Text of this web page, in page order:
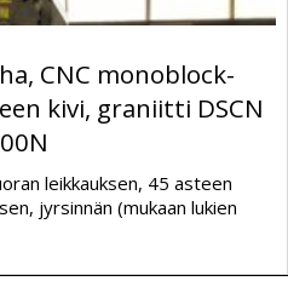
CNC monoblock-
kivi, graniitti DSCN
leikkauksen, 45 asteen
jyrsinnän (mukaan lukien